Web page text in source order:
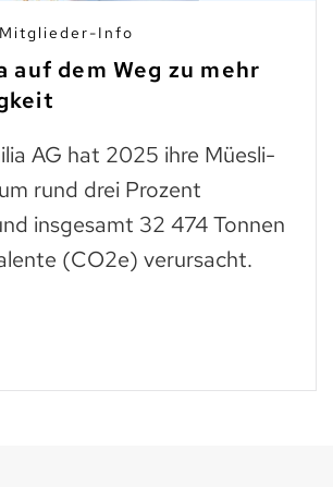
Info
auf dem Weg zu mehr
AG hat 2025 ihre Müesli-
rund drei Prozent
insgesamt 32 474 Tonnen
(CO2e) verursacht.